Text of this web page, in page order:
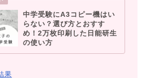
中学受験にA3コピー機はい
らない？選び方とおすす
め！2万枚印刷した日能研生
の使い方
果